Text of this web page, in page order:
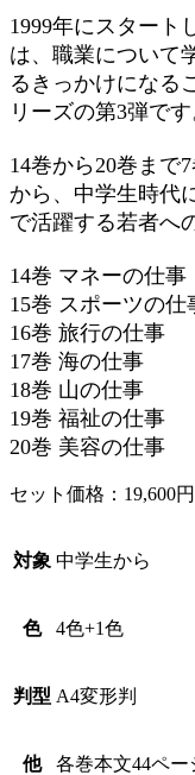
1999年にスタート
は、職業について
るきっかけになる
リーズの第3弾です
14巻から20巻まで
から、中学生時代
で活躍する若者へ
14巻 マネーの仕事
15巻 スポーツの仕
16巻 旅行の仕事
17巻 海の仕事
18巻 山の仕事
19巻 福祉の仕事
20巻 美容の仕事
セット価格：19,600円
対象 中学生から
色 4色+1色
判型 A4変形判
他 各巻本文44ペー